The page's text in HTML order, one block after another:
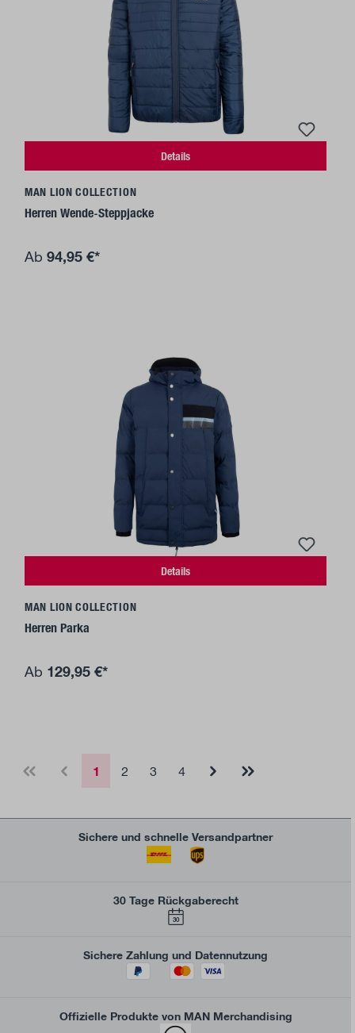
Details
MAN LION COLLECTION
Herren Wende-Steppjacke
Ab 94,95 €*
Details
MAN LION COLLECTION
Herren Parka
Ab 129,95 €*
1 2 3 4
Sichere und schnelle Versandpartner
30 Tage Rückgaberecht
30
Sichere Zahlung und Datennutzung
Offizielle Produkte von MAN Merchandising